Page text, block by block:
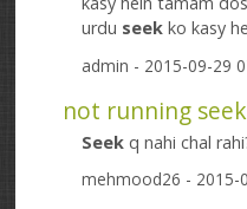
urdu seek ko kasy
admin - 2015-09-29
not running seek
Seek q nahi chal
mehmood26 - 2015-